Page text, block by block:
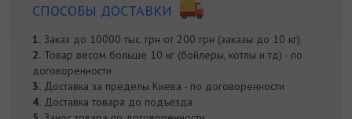
СПОСОБЫ ДОСТАВКИ
1. Заказ до 10000 тыс. грн от 200 грн (заказы до 10 кг).
2. Товар весом больше 10 кг (бойлеры, котлы и тд) - по
договоренности
3. Доставка за пределы Киева - по договоренности
4. Доставка товара до подъезда